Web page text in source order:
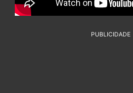
PUBLICIDADE